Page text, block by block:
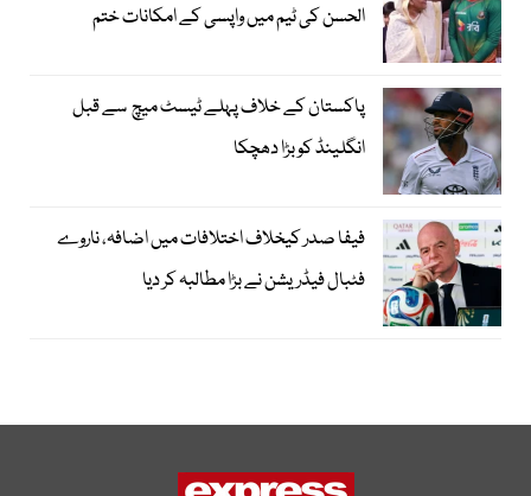
الحسن کی ٹیم میں واپسی کے امکانات ختم
پاکستان کے خلاف پہلے ٹیسٹ میچ سے قبل
انگلینڈ کو بڑا دھچکا
فیفا صدر کیخلاف اختلافات میں اضافہ، ناروے
فٹبال فیڈریشن نے بڑا مطالبہ کر دیا